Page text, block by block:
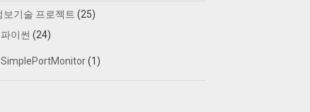
보기술 프로젝트 (25)
파이썬 (24)
SimplePortMonitor(1)